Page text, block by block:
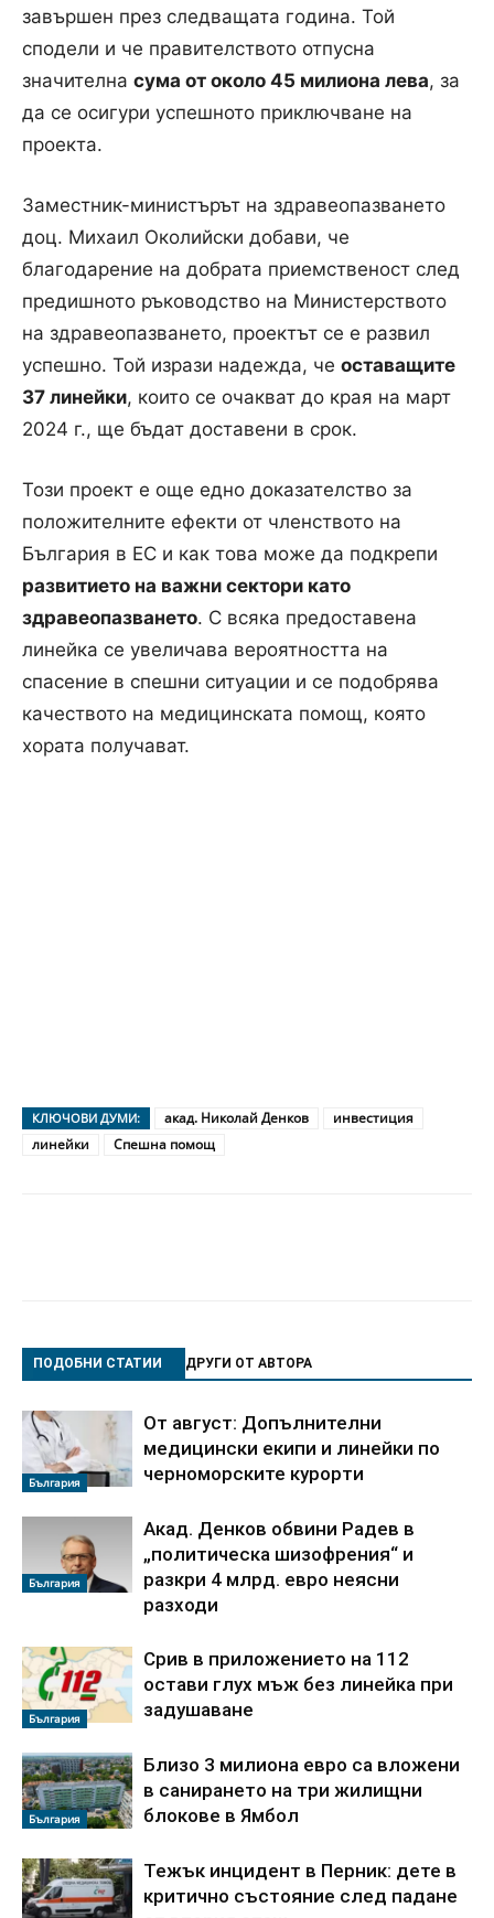
завършен през следващата година. Той
сподели и че правителството отпусна
значителна сума от около 45 милиона лева, за
да се осигури успешното приключване на
проекта.
Заместник-министърът на здравеопазването
доц. Михаил Околийски добави, че
благодарение на добрата приемственост след
предишното ръководство на Министерството
на здравеопазването, проектът се е развил
успешно. Той изрази надежда, че оставащите
37 линейки, които се очакват до края на март
2024 г., ще бъдат доставени в срок.
Този проект е още едно доказателство за
положителните ефекти от членството на
България в ЕС и как това може да подкрепи
развитието на важни сектори като
здравеопазването. С всяка предоставена
линейка се увеличава вероятността на
спасение в спешни ситуации и се подобрява
качеството на медицинската помощ, която
хората получават.
КЛЮЧОВИ ДУМИ: акад. Николай Денков
инвестиция
линейки
Спешна помощ
ПОДОБНИ СТАТИИ ДРУГИ ОТ АВТОРА
България
От август: Допълнителни
медицински екипи и линейки по
черноморските курорти
България
Акад. Денков обвини Радев в
„политическа шизофрения“ и
разкри 4 млрд. евро неясни
разходи
България
Срив в приложението на 112
остави глух мъж без линейка при
задушаване
България
Близо 3 милиона евро са вложени
в санирането на три жилищни
блокове в Ямбол
Тежък инцидент в Перник: дете в
критично състояние след падане